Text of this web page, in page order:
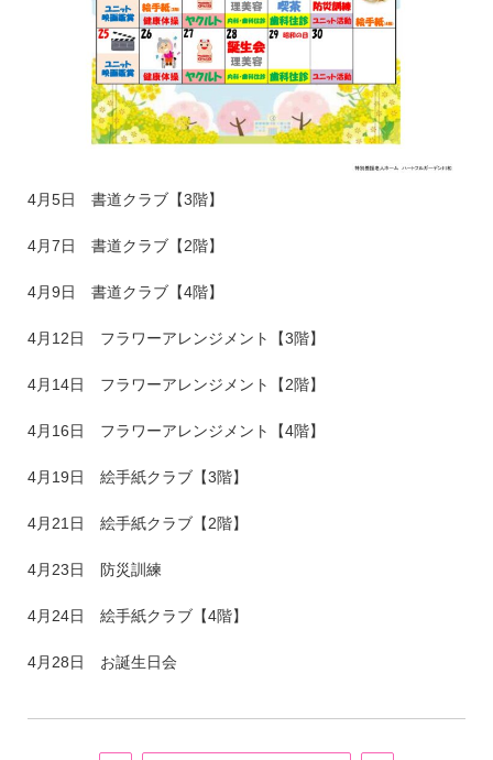
4月5日 書道クラブ【3階】
4月7日 書道クラブ【2階】
4月9日 書道クラブ【4階】
4月12日 フラワーアレンジメント【3階】
4月14日 フラワーアレンジメント【2階】
4月16日 フラワーアレンジメント【4階】
4月19日 絵手紙クラブ【3階】
4月21日 絵手紙クラブ【2階】
4月23日 防災訓練
4月24日 絵手紙クラブ【4階】
4月28日 お誕生日会